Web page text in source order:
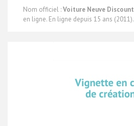
Nom officiel :Voiture Neuve Discount
en ligne. En ligne depuis 15 ans (2011).